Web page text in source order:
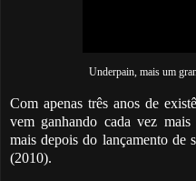
Underpain, mais um
Com apenas três anos de
vem ganhando cada vez
mais depois do lançamento de
(2010).